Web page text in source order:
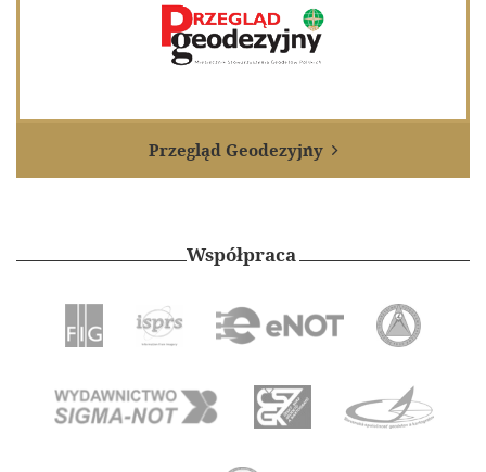
Przegląd Geodezyjny 
Współpraca